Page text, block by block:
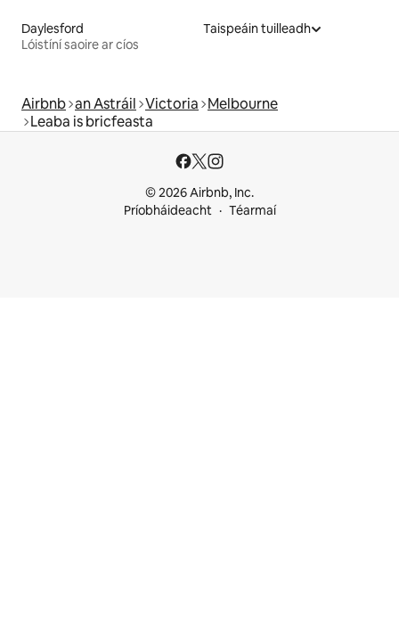
Daylesford
Lóistíní saoire ar cíos
Taispeáin tuilleadh
Airbnb an Astráil Victoria Melbourne
Leaba is bricfeasta
© 2026 Airbnb, Inc.
Príobháideacht
Téarmaí